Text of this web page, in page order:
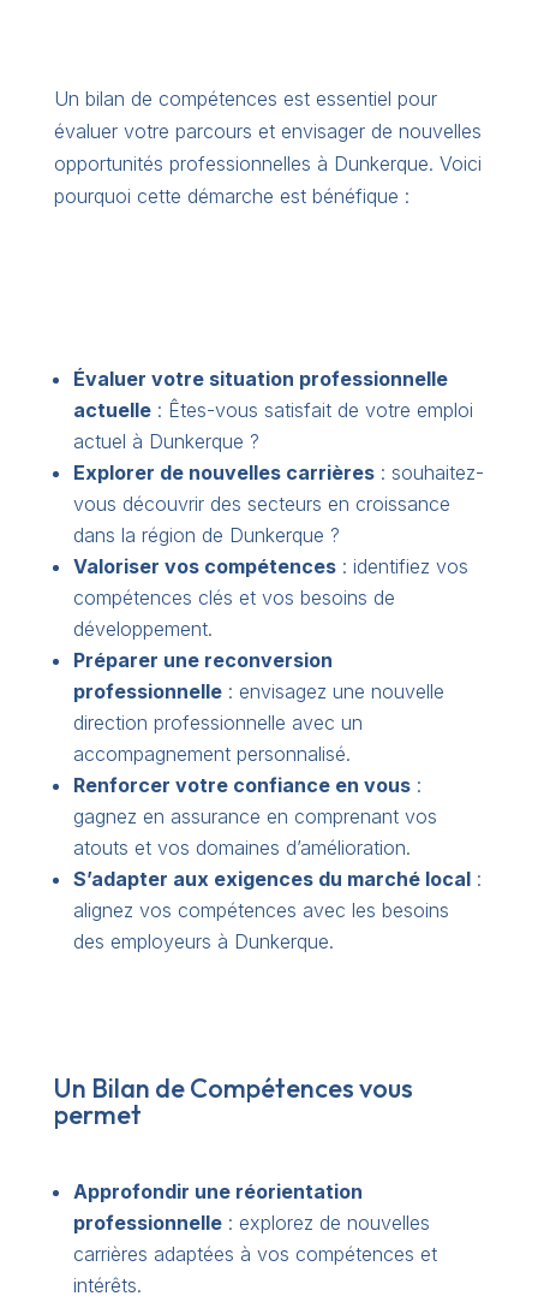
Un bilan de compétences est essentiel pour
évaluer votre parcours et envisager de nouvelles
opportunités professionnelles à Dunkerque. Voici
pourquoi cette démarche est bénéfique :
Évaluer votre situation professionnelle
actuelle: Êtes-vous satisfait de votre emploi
actuel à Dunkerque ?
Explorer de nouvelles carrières: souhaitez-
vous découvrir des secteurs en croissance
dans la région de Dunkerque ?
Valoriser vos compétences: identifiez vos
compétences clés et vos besoins de
développement.
Préparer une reconversion
professionnelle: envisagez une nouvelle
direction professionnelle avec un
accompagnement personnalisé.
Renforcer votre confiance en vous:
gagnez en assurance en comprenant vos
atouts et vos domaines d’amélioration.
S’adapter aux exigences du marché local:
alignez vos compétences avec les besoins
des employeurs à Dunkerque.
Un Bilan de Compétences vous
permet
Approfondir une réorientation
professionnelle: explorez de nouvelles
carrières adaptées à vos compétences et
intérêts.